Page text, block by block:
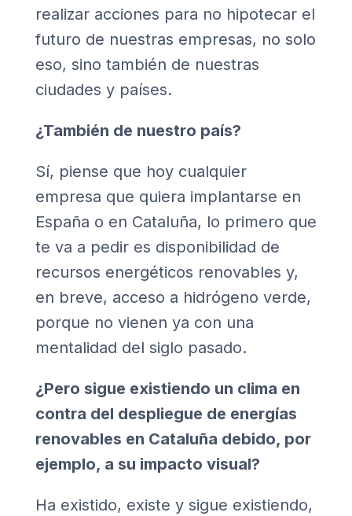
realizar acciones para no hipotecar el
futuro de nuestras empresas, no solo
eso, sino también de nuestras
ciudades y países.
¿También de nuestro país?
Sí, piense que hoy cualquier
empresa que quiera implantarse en
España o en Cataluña, lo primero que
te va a pedir es disponibilidad de
recursos energéticos renovables y,
en breve, acceso a hidrógeno verde,
porque no vienen ya con una
mentalidad del siglo pasado.
¿Pero sigue existiendo un clima en
contra del despliegue de energías
renovables en Cataluña debido, por
ejemplo, a su impacto visual?
Ha existido, existe y sigue existiendo,